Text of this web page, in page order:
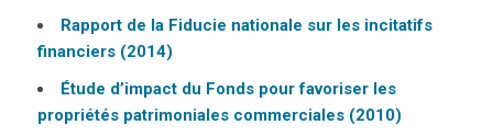
Rapport de la Fiducie nationale sur les incitatifs
financiers (2014)
Étude d’impact du Fonds pour favoriser les
propriétés patrimoniales commerciales (2010)